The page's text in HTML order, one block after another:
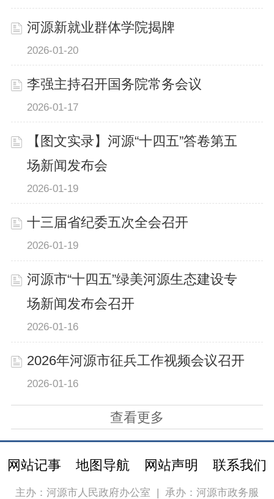
河源新就业群体学院揭牌
2026-01-20
李强主持召开国务院常务会议
2026-01-17
【图文实录】河源“十四五”答卷第五
场新闻发布会
2026-01-19
十三届省纪委五次全会召开
2026-01-19
河源市“十四五”绿美河源生态建设专
场新闻发布会召开
2026-01-16
2026年河源市征兵工作视频会议召开
2026-01-16
查看更多
网站记事 地图导航 网站声明 联系我们
主办：河源市人民政府办公室 承办：河源市政务服